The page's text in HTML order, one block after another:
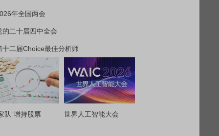
年全国两会
的二十届四中全会
十二届Choice最佳分析师
队”增持股票 世界人工智能大会